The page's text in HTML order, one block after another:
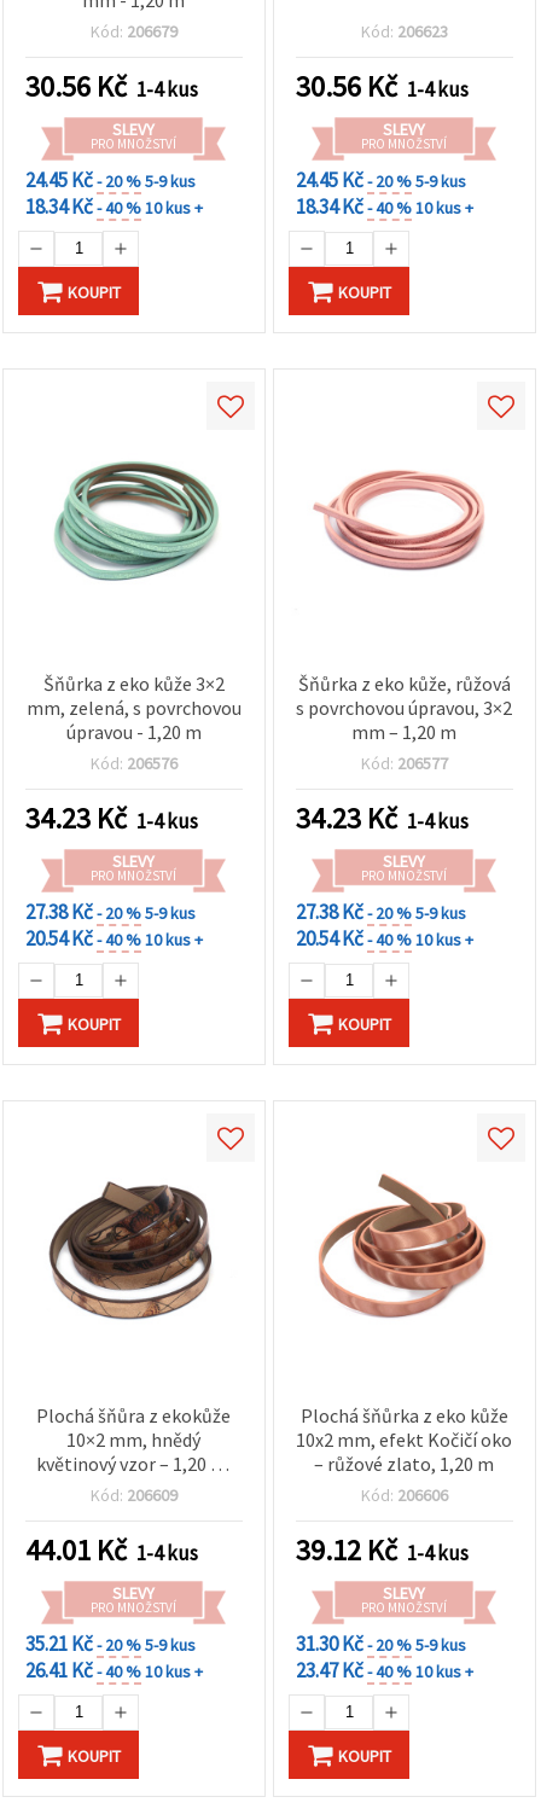
Kód: 206679
30.56 Kč 1-4 kus
SLEVY
PRO MNOŽSTVÍ
24.45 Kč- 20 %5-9 kus
18.34 Kč- 40 %10 kus +
KOUPIT
Kód: 206623
30.56 Kč 1-4 kus
SLEVY
PRO MNOŽSTVÍ
24.45 Kč- 20 %5-9 kus
18.34 Kč- 40 %10 kus +
KOUPIT
Šňůrka z eko kůže 3×2
mm, zelená, s povrchovou
úpravou - 1,20 m
Kód: 206576
34.23 Kč 1-4 kus
SLEVY
PRO MNOŽSTVÍ
27.38 Kč- 20 %5-9 kus
20.54 Kč- 40 %10 kus +
KOUPIT
Šňůrka z eko kůže, růžová
s povrchovou úpravou, 3×2
mm – 1,20 m
Kód: 206577
34.23 Kč 1-4 kus
SLEVY
PRO MNOŽSTVÍ
27.38 Kč- 20 %5-9 kus
20.54 Kč- 40 %10 kus +
KOUPIT
Plochá šňůra z ekokůže
10×2 mm, hnědý
květinový vzor – 1,20 m,
pro DIY šperky a náramky
Kód: 206609
44.01 Kč 1-4 kus
SLEVY
PRO MNOŽSTVÍ
35.21 Kč- 20 %5-9 kus
26.41 Kč- 40 %10 kus +
KOUPIT
Plochá šňůrka z eko kůže
10x2 mm, efekt Kočičí oko
– růžové zlato, 1,20 m
Kód: 206606
39.12 Kč 1-4 kus
SLEVY
PRO MNOŽSTVÍ
31.30 Kč- 20 %5-9 kus
23.47 Kč- 40 %10 kus +
KOUPIT